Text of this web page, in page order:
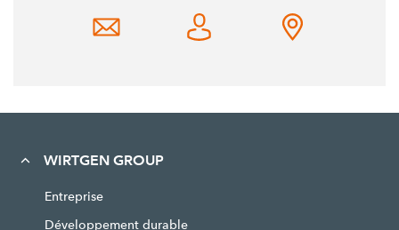
WIRTGEN GROUP
Entreprise
Développement durable